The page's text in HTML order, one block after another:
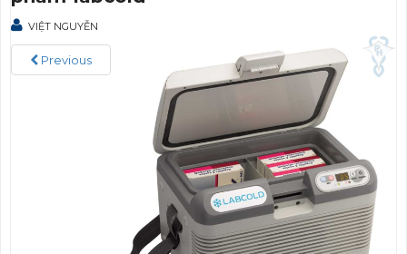
a
v
i
o
n
VIỆT NGUYỄN
Previous